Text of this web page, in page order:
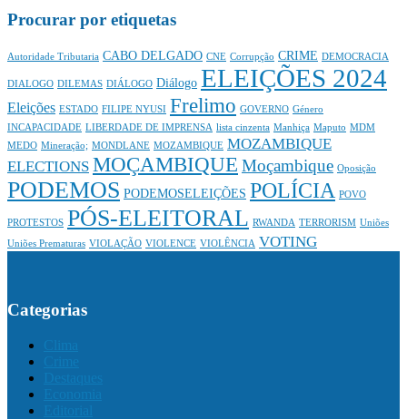
Procurar por etiquetas
Autoridade Tributaria CABO DELGADO CNE Corrupção CRIME DEMOCRACIA
DIALOGO DILEMAS DIÁLOGO Diálogo ELEIÇÕES 2024
Eleições ESTADO FILIPE NYUSI Frelimo GOVERNO Género
INCAPACIDADE LIBERDADE DE IMPRENSA lista cinzenta Manhiça Maputo MDM
MEDO Mineração; MONDLANE MOZAMBIQUE MOZAMBIQUE
ELECTIONS MOÇAMBIQUE Moçambique Oposição
PODEMOS PODEMOSELEIÇÕES POLÍCIA POVO
PROTESTOS PÓS-ELEITORAL RWANDA TERRORISM Uniões
Uniões Prematuras VIOLAÇÃO VIOLENCE VIOLÊNCIA VOTING
Categorias